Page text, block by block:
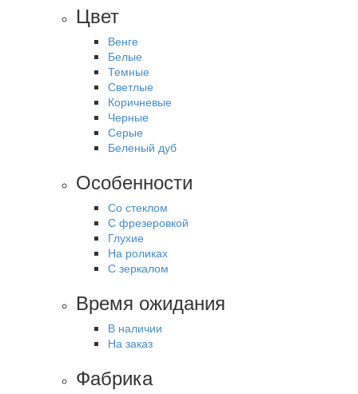
Цвет
Венге
Белые
Темные
Светлые
Коричневые
Черные
Серые
Беленый дуб
Особенности
Со стеклом
С фрезеровкой
Глухие
На роликах
С зеркалом
Время ожидания
В наличии
На заказ
Фабрика